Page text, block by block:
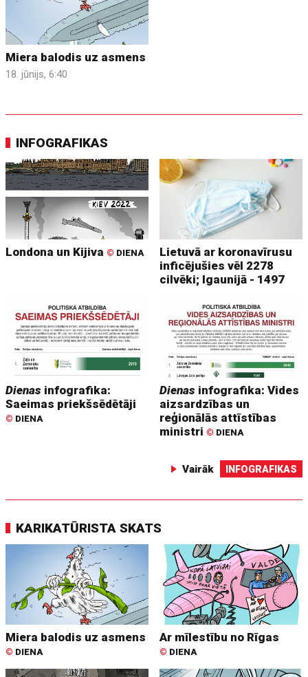
Miera balodis uz asmens
18. jūnijs, 6:40
INFOGRAFIKAS
Londona un Kijiva © DIENA
Lietuvā ar koronavīrusu
inficējušies vēl 2278
cilvēki; Igaunijā - 1497
Dienas infografika:
Saeimas priekšsēdētāji
© DIENA
Dienas infografika: Vides
aizsardzības un
reģionālās attīstības
ministri © DIENA
Vairāk INFOGRAFIKAS
KARIKATŪRISTA SKATS
Miera balodis uz asmens
© DIENA
Ar mīlestību no Rīgas
© DIENA